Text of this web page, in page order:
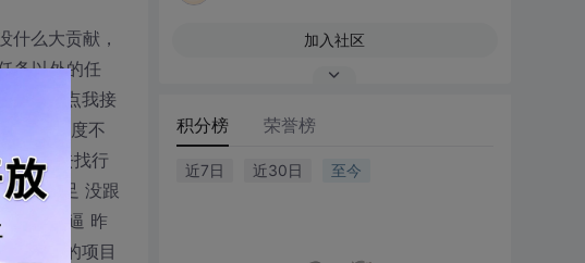
什么大贡献，
务以外的任
意见 这点我接
的任务度不
要我去找行
经验不足 没跟
！妈的逼 昨
在公司的项目
加入社区
积分榜 荣誉榜
近7日 近30日 至今